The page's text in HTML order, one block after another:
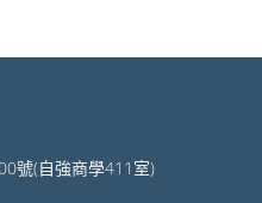
號(自強商學411室)